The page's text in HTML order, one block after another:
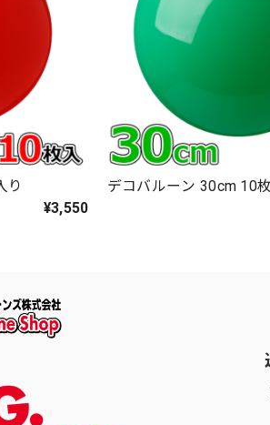
り
¥3,550
デコバルーン 30cm 10